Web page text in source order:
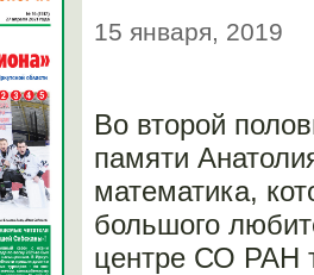
15 января, 2019
Во второй
памяти
математика,
большого
центре СО РАН